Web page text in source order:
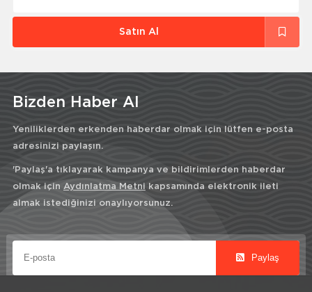
Satın Al
Bizden Haber Al
Yeniliklerden erkenden haberdar olmak için lütfen e-posta
adresinizi paylaşın.
'Paylaş'a tıklayarak kampanya ve bildirimlerden haberdar
olmak için Aydınlatma Metni kapsamında elektronik ileti
almak istediğinizi onaylıyorsunuz.
Paylaş